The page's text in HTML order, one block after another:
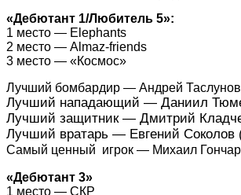
«Дебютант 1/Любитель 5»:
1 место — Elephants
2 место — Almaz-friends
3 место — «Космос»
Лучший бомбардир — Андрей
Лучший нападающий — Даниил
Лучший защитник — Дмитрий
Лучший вратарь — Евгений Соколов
Самый ценный игрок — Михаил
«Дебютант 3»
1 место — СКР